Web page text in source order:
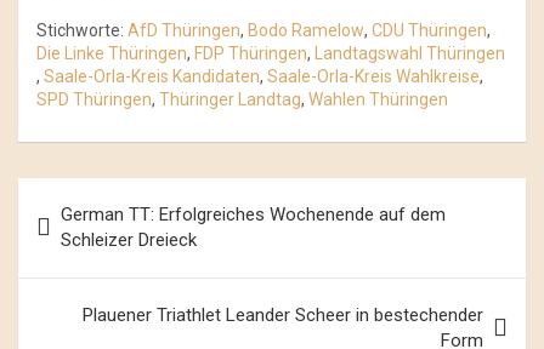
Stichworte: AfD Thüringen, Bodo Ramelow, CDU Thüringen,
Die Linke Thüringen, FDP Thüringen,
Landtagswahl Thüringen
, Saale-Orla-Kreis Kandidaten, Saale-Orla-Kreis Wahlkreise,
SPD Thüringen, Thüringer Landtag, Wahlen Thüringen
Navigation
German TT: Erfolgreiches Wochenende auf dem
Schleizer Dreieck
Plauener Triathlet Leander Scheer in bestechender
Form